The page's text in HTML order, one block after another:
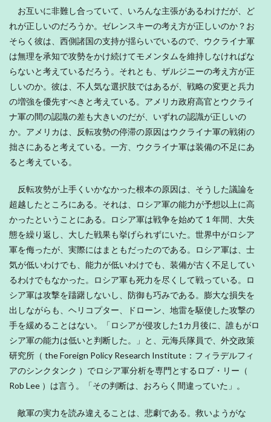
お互いに非難し合っていて、いろんな主張があるわけだが、ど
れが正しいのだろうか。ゼレンスキーの考え方が正しいのか？お
そらく彼は、西側諸国の支持が揺らいでいるので、ウクライナ軍
は無理を承知で攻勢をかけ続けてモメンタムを維持しなければな
らないと考えているだろう。それとも、ザルジニーの考え方が正
しいのか。彼は、不人気な選択肢ではあるが、戦略の変更と兵力
の増強を優先すべきと考えている。アメリカ政府高官とウクライ
ナ軍の間の認識の差も大きいのだが、いずれの認識が正しいの
か。アメリカは、反転攻勢の停滞の原因はウクライナ軍の戦術の
拙さにあると考えている。一方、ウクライナ軍は装備の不足にあ
ると考えている。
反転攻勢が上手くいかなかった根本の原因は、そうした議論を
超越したところにある。それは、ロシア軍の能力が予想以上に高
かったということにある。ロシア軍は戦争を始めて 1 年間、大失
態を繰り返し、大した戦果も挙げられずにいた。世界中がロシア
軍を侮ったが、実際にはまともだったのである。ロシア軍は、士
気が低いわけでも、能力が低いわけでも、装備が古く不足してい
るわけでもなかった。ロシア軍も死力を尽くして戦っている。ロ
シア軍は攻撃を躊躇しないし、防御も巧みである。膨大な損失を
出しながらも、ヘリコプター、ドローン、地雷を駆使した攻撃の
手を緩めることはない。「ロシアが侵攻した1カ月後に、誰もがロ
シア軍の能力は低いと判断した。」と、元海兵隊員で、外交政策
研究所（ the Foreign Policy Research Institute：フィラデルフィ
アのシンクタンク ）でロシア軍分析を専門とするロブ・リー（
Rob Lee ）は言う。「その判断は、おろらく間違っていた」。
敵軍の実力を読み違えることは、悲劇である。救いようがな